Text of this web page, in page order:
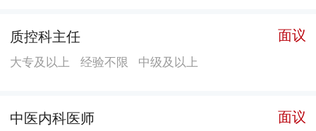
仪、妇科利普刀（Leep）、最新一代体外碎石机、全电
脑化牙科综合治疗台、母婴胎儿监护仪、德国除颤起搏
护车和体检专用车。 医院在岗员工300人，其中专业技
质控科主任 面议
大专及以上 经验不限 中级及以上
中医内科医师 面议